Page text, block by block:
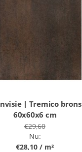
| Tremico brons
60x60x6 cm
€29,60
Nu:
€28,10 / m²